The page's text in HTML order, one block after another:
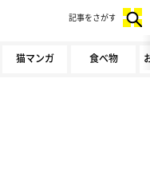
猫マンガ 食べ物
記事をさがす